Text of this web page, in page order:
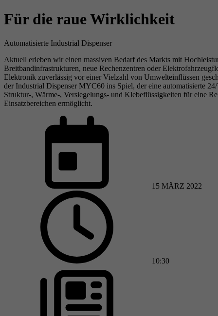
Für die raue Wirklichkeit
Automatisierte Industrial Dispenser
Aktuell erleben wir einen massiven Bedarf des Markts mit
Breitbandinfrastrukturen, neue Rechenzentren oder
Elektronik zuverlässig vor einer Vielzahl von Umwelteinflüssen
der Industrial Dispenser MYC60 ins Spiel, der eine automatisierte
Struktur-, Wärme-, Versiegelungs- und Klebeflüssigkeiten für eine
Einsatzbereichen ermöglicht.
15 MÄRZ 2022
10:30